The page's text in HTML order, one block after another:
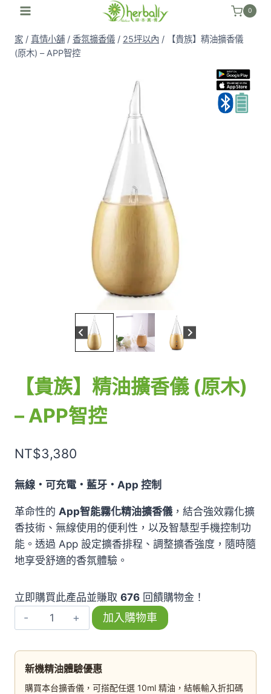
0
家 / 真情小舖 / 香氛擴香儀 / 25坪以內 /
【貴族】精油擴香儀
(原木) – APP智控
【貴族】精油擴香儀 (原木)
– APP智控
NT$3,380
無線・可充電・藍牙・App 控制
革命性的 App智能霧化精油擴香儀 ，結合強效霧化擴
香技術、無線使用的便利性，以及智慧型手機控制功
能。透過 App 設定擴香排程、調整擴香強度，隨時隨
地享受舒適的香氛體驗。
立即購買此產品並賺取 676 回饋購物金！
【貴
族】
油
加入購物車
新機精油體驗優惠
購買本台擴香儀，可搭配任選 10ml 精油，結帳輸入折扣碼